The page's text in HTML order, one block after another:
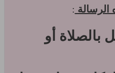
الرسالة :
بالصلاة أو